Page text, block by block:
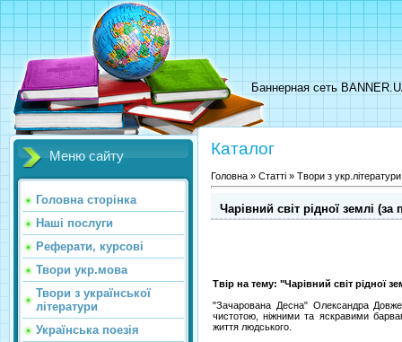
Баннерная сеть
Меню сайту
Головна сторінка
Наші послуги
Реферати, курсові
Твори укр.мова
Твори з української
літератури
Українська поезія
Каталог
Головна » Статті » Твори з укр.літератури
Чарівний світ рідної землі
Твір на тему: "Чарівний світ рідної
"Зачарована Десна" Олександра
чистотою, ніжними та яскравими
життя людського.